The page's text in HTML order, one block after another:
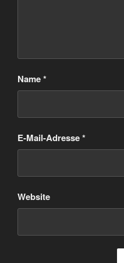
Name*
E-Mail-Adresse*
Website